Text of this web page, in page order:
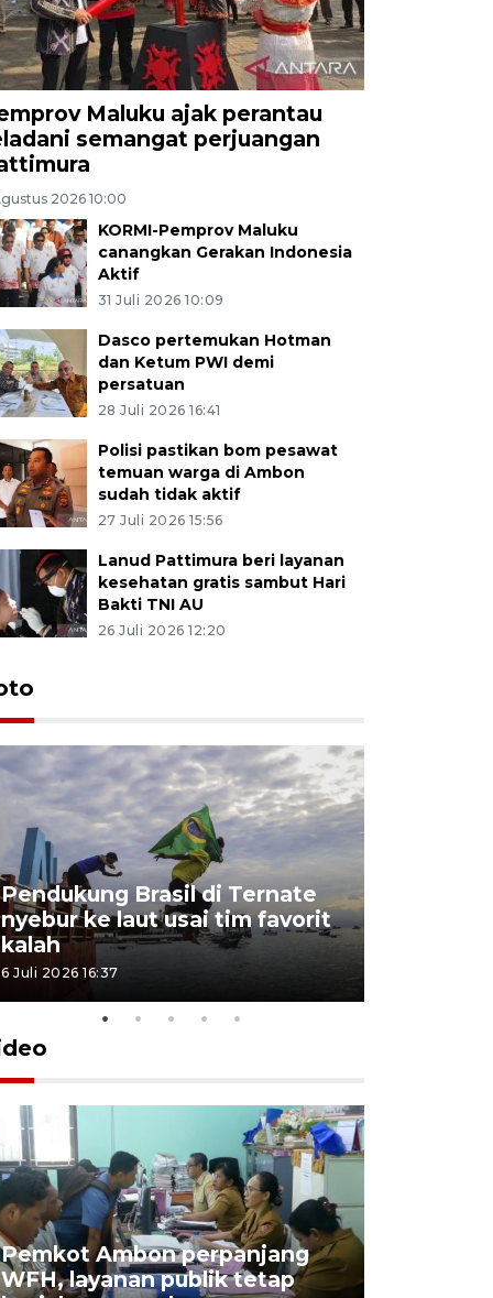
Maluku ajak perantau
semangat perjuangan
2026 10:00
KORMI-Pemprov Maluku
canangkan Gerakan Indonesia
Aktif
31 Juli 2026 10:09
Dasco pertemukan Hotman
dan Ketum PWI demi
persatuan
28 Juli 2026 16:41
Polisi pastikan bom pesawat
temuan warga di Ambon
sudah tidak aktif
27 Juli 2026 15:56
Lanud Pattimura beri layanan
kesehatan gratis sambut Hari
Bakti TNI AU
26 Juli 2026 12:20
Pendukung Brasil di Ternate
nyebur ke laut usai tim favorit
kalah
6 Juli 2026 16:37
Pemkot Ambon perpanjang
WFH, layanan publik tetap